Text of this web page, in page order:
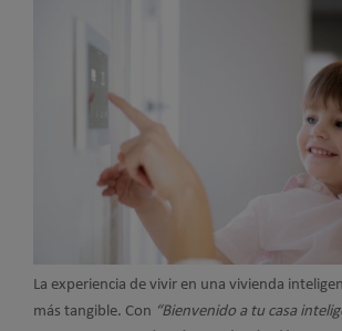
La experiencia de vivir en una vivienda
más tangible. Con “Bienvenido a tu casa